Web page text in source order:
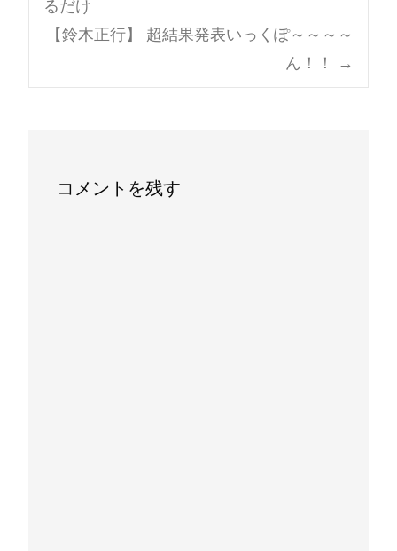
navigation
るだけ
【鈴木正行】 超結果発表いっくぽ～～～～
ん！！
→
コメントを残す